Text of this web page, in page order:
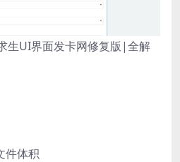
生UI界面发卡网修复版|全解
件体积